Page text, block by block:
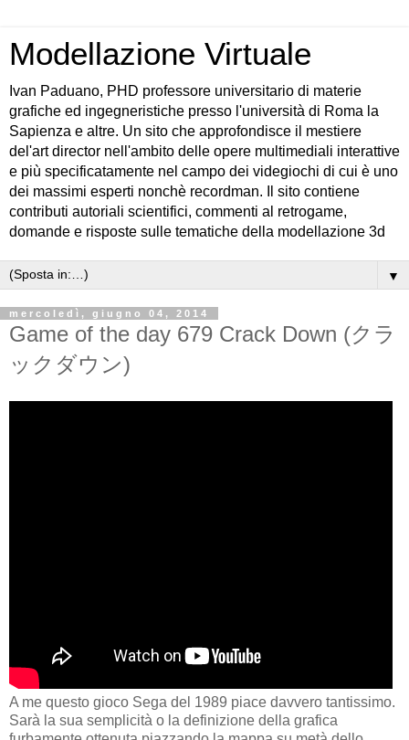
Modellazione Virtuale
Ivan Paduano, PHD professore universitario di materie
grafiche ed ingegneristiche presso l'università di Roma la
Sapienza e altre. Un sito che approfondisce il mestiere
del'art director nell'ambito delle opere multimediali interattive
e più specificatamente nel campo dei videgiochi di cui è uno
dei massimi esperti nonchè recordman. Il sito contiene
contributi autoriali scientifici, commenti al retrogame,
domande e risposte sulle tematiche della modellazione 3d
▼
mercoledì, giugno 04, 2014
Game of the day 679 Crack Down (クラ
ックダウン)
A me questo gioco Sega del 1989 piace davvero tantissimo.
Sarà la sua semplicità o la definizione della grafica